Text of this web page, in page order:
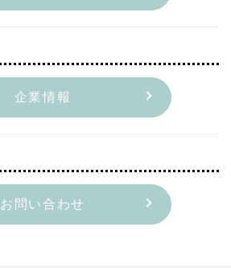
企業情報
お問い合わせ